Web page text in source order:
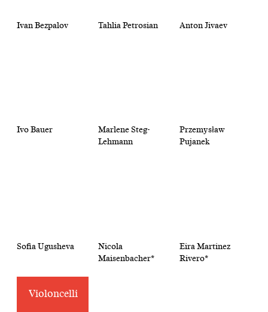
Ivan Bezpalov Tahlia Petrosian Anton Jivaev
Ivo Bauer
Marlene Steg-
Lehmann
Przemysław
Pujanek
Sofia Ugusheva
Nicola
Maisenbacher*
Eira Martinez
Rivero*
Violoncelli